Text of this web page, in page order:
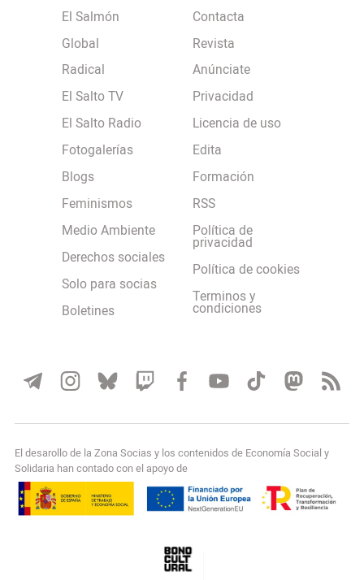
El Salmón
Global
Radical
El Salto TV
El Salto Radio
Fotogalerías
Blogs
Feminismos
Medio Ambiente
Derechos sociales
Solo para socias
Boletines
Contacta
Revista
Anúnciate
Privacidad
Licencia de uso
Edita
Formación
RSS
Política de
privacidad
Política de cookies
Terminos y
condiciones
El desarollo de la Zona Socias y los contenidos de Economía Social y
Solidaria han contado con el apoyo de